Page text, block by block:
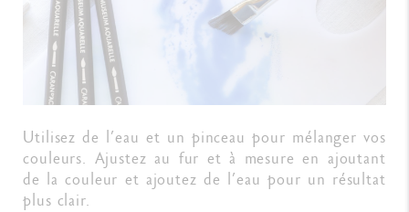
Utilisez de l’eau et un pinceau pour mélanger vos
couleurs. Ajustez au fur et à mesure en ajoutant
de la couleur et ajoutez de l’eau pour un résultat
plus clair.